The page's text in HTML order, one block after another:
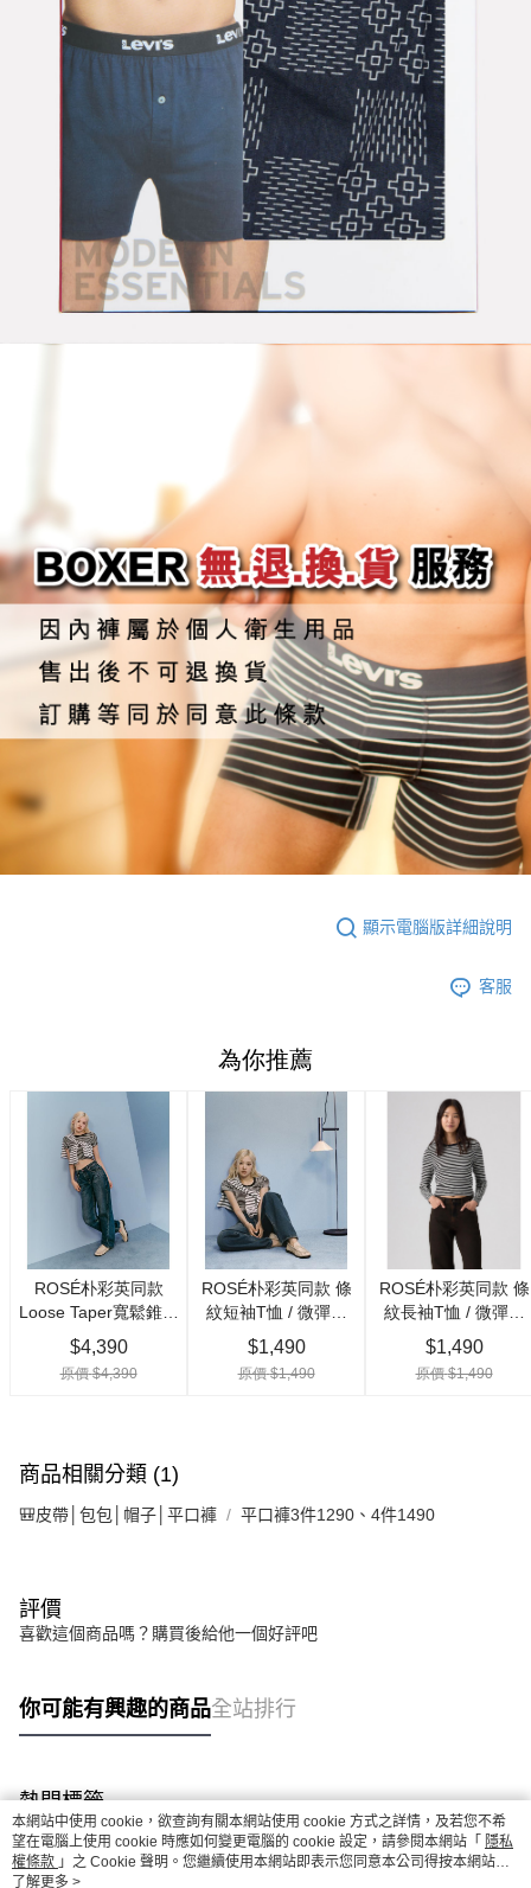
顯示電腦版詳細說明
客服
商品相關分類 (1)
🎒皮帶│包包│帽子│平口褲 平口褲3件1290、4件1490
評價
喜歡這個商品嗎？購買後給他一個好評吧
你可能有興趣的商品全站排行
熱門標籤
本網站中使用 cookie，欲查詢有關本網站使用 cookie 方式之詳情，及若您不希
望在電腦上使用 cookie 時應如何變更電腦的 cookie 設定，請參閱本網站「 隱私
權條款 」之 Cookie 聲明。您繼續使用本網站即表示您同意本公司得按本網站使
用條款之 Cookie 聲明使用 cookie。
了解更多 >